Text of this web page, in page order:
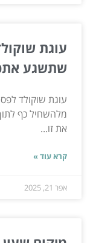
עוגת
שתשגע
עוגת שוקולד
מלהשחיל כף
את זו...
קרא עוד »
אפר 21, 2025